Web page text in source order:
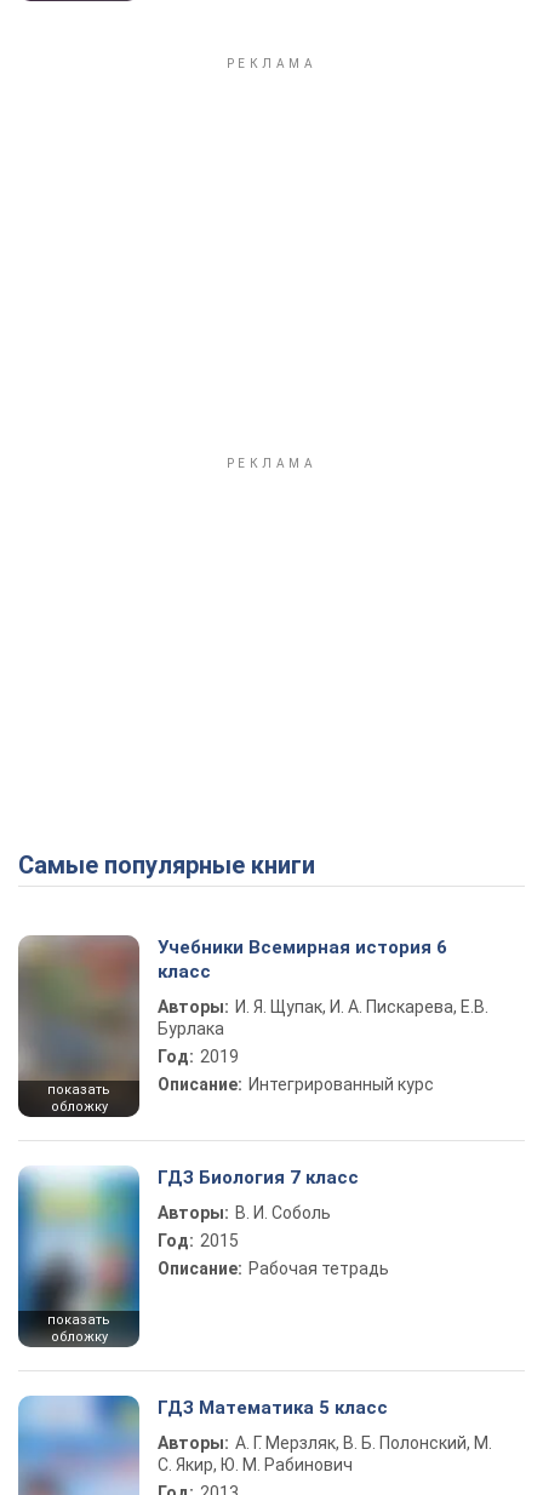
Самые популярные книги
показать
обложку
Учебники Всемирная история 6
класс
Авторы: И. Я. Щупак, И. А. Пискарева, Е.В.
Бурлака
Год: 2019
Описание: Интегрированный курс
показать
обложку
ГДЗ Биология 7 класс
Авторы: В. И. Соболь
Год: 2015
Описание: Рабочая тетрадь
ГДЗ Математика 5 класс
Авторы: А. Г. Мерзляк, В. Б. Полонский, М.
С. Якир, Ю. М. Рабинович